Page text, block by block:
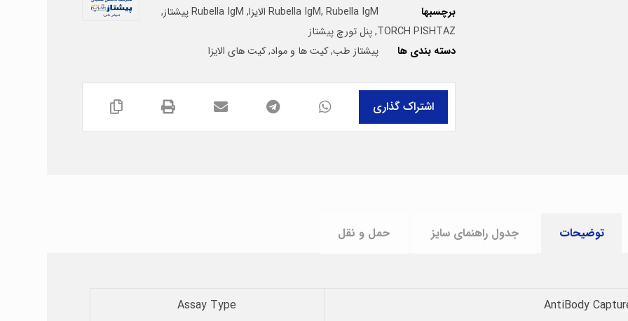
برچسبها
Rubella IgM, Rubella IgM الایزا , Rubella IgM پیشتاز
,
TORCH PISHTAZ
,پنل تورچ پیشتاز
دسته بندی ها
پیشتاز طب,کیت ها و مواد,کیت های الایزا
توضیحات جدول راهنمای سایز حمل و نقل
AntiBody
Assay Type​